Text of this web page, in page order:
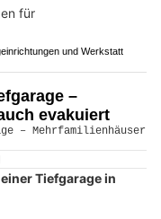
und Werkstatt
–
evakuiert
Tiefgarage in